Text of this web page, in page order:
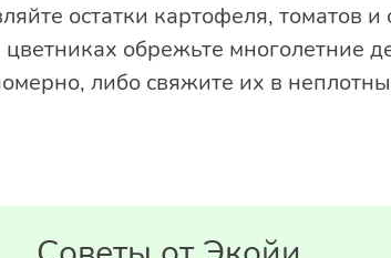
остатки картофеля, томатов
обрежьте многолетние
либо свяжите их в